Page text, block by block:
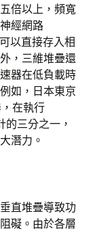
倍以上，頻寬
經網路
以直接存入相
，三維堆疊還
器在低負載時
如，日本東京
在執行
的三分之一，
潛力。
直堆疊導致功
礙。由於各層